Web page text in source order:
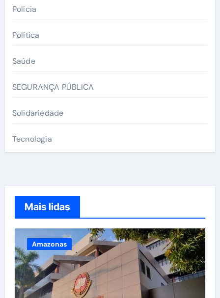
Polícia
Política
Saúde
SEGURANÇA PÚBLICA
Solidariedade
Tecnologia
Mais lidas
Amazonas